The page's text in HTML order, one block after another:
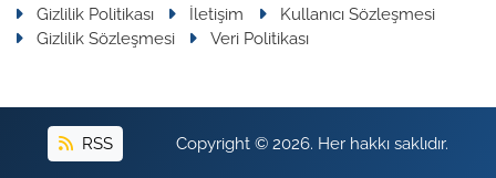
Gizlilik Politikası
İletişim
Kullanıcı Sözleşmesi
Gizlilik Sözleşmesi
Veri Politikası
RSS Copyright © 2026. Her hakkı saklıdır.